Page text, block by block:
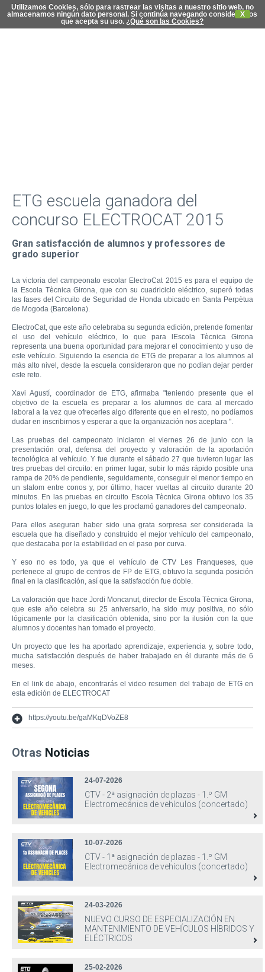
Utilizamos Cookies, sólo para rastrear las visitas a nuestro sitio web, no
almacenamos ningún dato personal. Si continúa navegando consideramos
que acepta su uso.
X
¿Qué son las Cookies?
ETG escuela ganadora del
concurso ELECTROCAT 2015
Gran satisfacción de alumnos y professores de
grado superior
La victoria del campeonato escolar ElectroCat 2015 es para el equipo de
la Escola Tècnica Girona, que con su cuadriciclo eléctrico, superó todas
las fases del Circuito de Seguridad de Honda ubicado en Santa Perpètua
de Mogoda (Barcelona).
ElectroCat, que este año celebraba su segunda edición, pretende fomentar
el uso del vehículo eléctrico, lo que para lEscola Tècnica Girona
representa una buena oportunidad para mejorar el conocimiento y uso de
este vehículo. Siguiendo la esencia de ETG de preparar a los alumnos al
más alto nivel, desde la escuela consideraron que no podían dejar perder
este reto.
Xavi Agustí, coordinador de ETG, afirmaba "teniendo presente que el
objetivo de la escuela es preparar a los alumnos de cara al mercado
laboral a la vez que ofrecerles algo diferente que en el resto, no podíamos
dudar en inscribirnos y esperar a que la organización nos aceptara ".
Las pruebas del campeonato iniciaron el viernes 26 de junio con la
presentación oral, defensa del proyecto y valoración de la aportación
tecnológica al vehículo. Y fue durante el sábado 27 que tuvieron lugar las
tres pruebas del circuito: en primer lugar, subir lo más rápido posible una
rampa de 20% de pendiente, seguidamente, conseguir el menor tiempo en
un slalom entre conos y, por último, hacer vueltas al circuito durante 20
minutos. En las pruebas en circuito Escola Tècnica Girona obtuvo los 35
puntos totales en juego, lo que les proclamó ganadores del campeonato.
Para ellos aseguran haber sido una grata sorpresa ser considerada la
escuela que ha diseñado y construido el mejor vehículo del campeonato,
que destacaba por la estabilidad en el paso por curva.
Y eso no es todo, ya que el vehículo de CTV Les Franqueses, que
pertenece al grupo de centros de FP de ETG, obtuvo la segunda posición
final en la clasificación, así que la satisfacción fue doble.
La valoración que hace Jordi Moncanut, director de Escola Tècnica Girona,
que este año celebra su 25 aniversario, ha sido muy positiva, no sólo
lógicamente por la clasificación obtenida, sino por la ilusión con la que
alumnos y docentes han tomado el proyecto.
Un proyecto que les ha aportado aprendizaje, experiencia y, sobre todo,
mucha satisfacción después de haber trabajado en él durante más de 6
meses.
En el link de abajo, encontrarás el video resumen del trabajo de ETG en
esta edición de ELECTROCAT
https://youtu.be/gaMKqDVoZE8
Otras Noticias
24-07-2026
CTV - 2ª asignación de plazas - 1.º GM
Electromecánica de vehículos (concertado)
10-07-2026
CTV - 1ª asignación de plazas - 1.º GM
Electromecánica de vehículos (concertado)
24-03-2026
NUEVO CURSO DE ESPECIALIZACIÓN EN
MANTENIMIENTO DE VEHÍCULOS HÍBRIDOS Y
ELÉCTRICOS
25-02-2026